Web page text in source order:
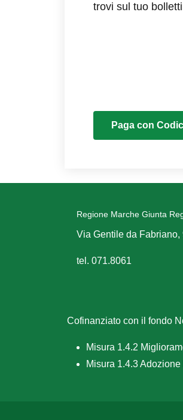
trovi sul tuo
Paga con
Regione Marche Giunta
Via Gentile da Fabriano,
tel. 071.8061
Cofinanziato con il fondo
Misura 1.4.2
Misura 1.4.3 Adozione